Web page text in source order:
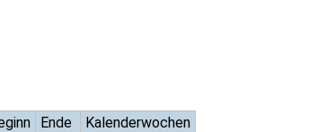
Ende
Kalenderwochen